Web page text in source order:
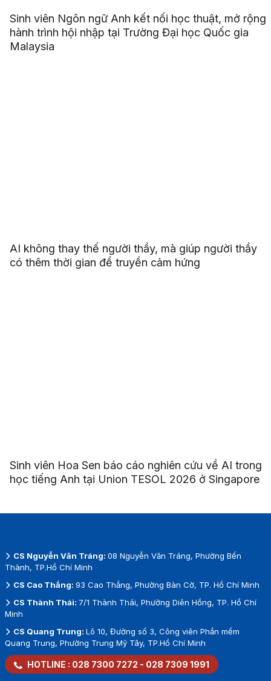
Sinh viên Ngôn ngữ Anh kết nối học thuật, mở rộng
hành trình hội nhập tại Trường Đại học Quốc gia
Malaysia
AI không thay thế người thầy, mà giúp người thầy
có thêm thời gian để truyền cảm hứng
Sinh viên Hoa Sen báo cáo nghiên cứu về AI trong
học tiếng Anh tại Union TESOL 2026 ở Singapore
CS Nguyễn Văn Tráng: 08 Nguyễn Văn Tráng, Phường Bến
Thành, TP.Hồ Chí Minh
CS Cao Thắng: 93 Cao Thắng, Phường Bàn Cờ, TP. Hồ Chí Minh
CS Thành Thái: 7/1 Thành Thái, Phường Diên Hồng, TP. Hồ Chí
Minh
CS Quang Trung: Lô 10, Đường số 3, Công viên Phần mềm
Quang Trung, Phường Trung Mỹ Tây, TP.Hồ Chí Minh
HOTLINE : 028 7300 7272 - 028 7309 1991